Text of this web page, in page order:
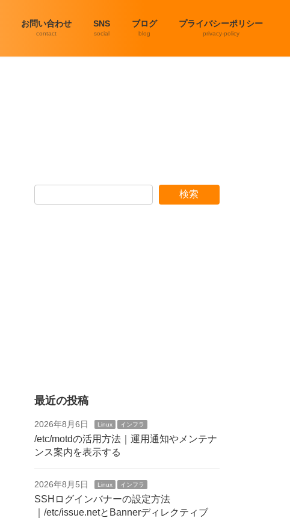
お問い合わせ
contact
SNS
social
ブログ
blog
プライバシーポリシー
privacy-policy
検索
最近の投稿
2026年8月6日 Linux インフラ
/etc/motdの活用方法｜運用通知やメンテナ
ンス案内を表示する
2026年8月5日 Linux インフラ
SSHログインバナーの設定方法
｜/etc/issue.netとBannerディレクティブ